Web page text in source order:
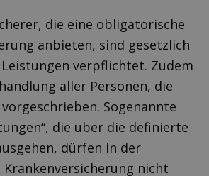
die eine obligatorische
anbieten, sind gesetzlich
verpflichtet. Zudem
aller Personen, die
Sogenannte
die über die definierte
dürfen in der
nicht